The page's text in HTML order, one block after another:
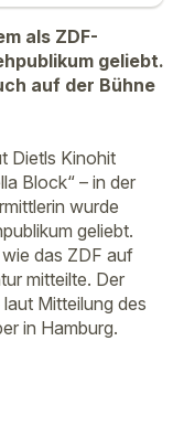
als ZDF-
geliebt.
auf der Bühne
Dietls Kinohit
Block“ – in der
wurde
geliebt.
das ZDF auf
mitteilte. Der
Mitteilung des
in Hamburg.